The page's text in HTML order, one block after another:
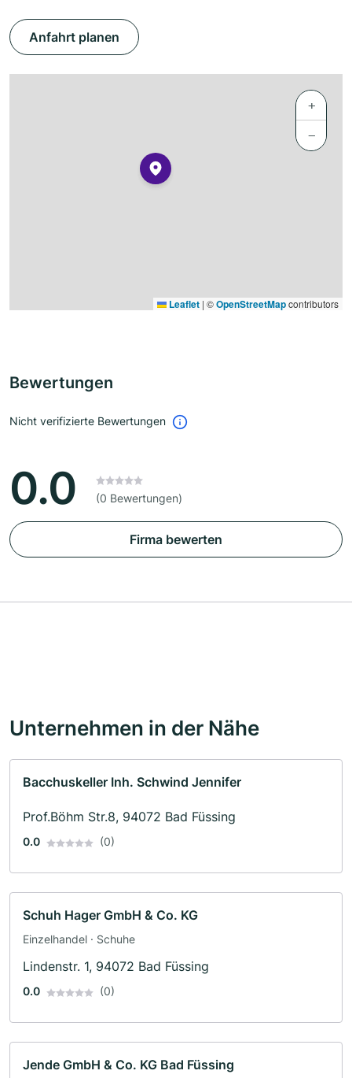
Anfahrt planen
+
−
Leaflet | ©OpenStreetMapcontributors
Bewertungen
Nicht verifizierte Bewertungen
0.0 (0 Bewertungen)
Firma bewerten
Unternehmen in der Nähe
Bacchuskeller Inh. Schwind Jennifer
Prof.Böhm Str.8, 94072 Bad Füssing
0.0 (0)
Schuh Hager GmbH & Co. KG
Einzelhandel · Schuhe
Lindenstr. 1, 94072 Bad Füssing
0.0 (0)
Jende GmbH & Co. KG Bad Füssing